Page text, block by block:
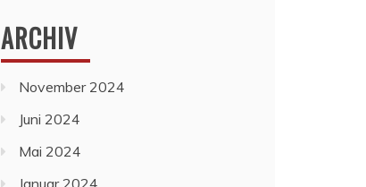
ARCHIV
November 2024
Juni 2024
Mai 2024
Januar 2024